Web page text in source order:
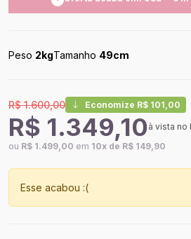
Peso 2kgTamanho 49cm
R$ 1.600,00 Economize R$ 101,00
ou R$ 1.499,00 em 10x de R$ 149,90
R$ 1.349,10à vista no
Esse acabou :(